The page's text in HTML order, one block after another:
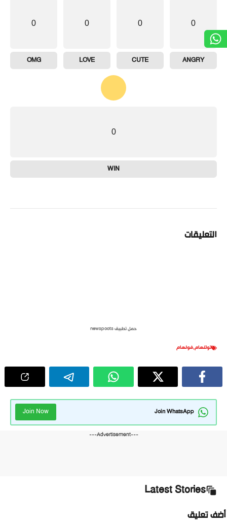
0
ANGRY
0
CUTE
0
LOVE
0
OMG
0
WIN
التعليقات
حمل تطبيق newspoots
توتنهام,فولهام
Join WhatsApp
Join Now
---Advertisement---
Latest Stories
أضف تعليق